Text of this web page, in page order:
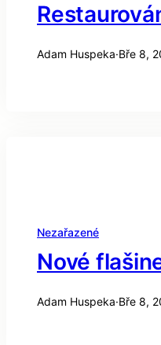
Adam Huspeka·Bře 8,
Nezařazené
Nové
Adam Huspeka·Bře 8,